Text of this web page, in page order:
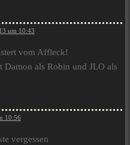
um 10:43
vom Affleck!
Damon als Robin und JLO als
10:56
vergessen